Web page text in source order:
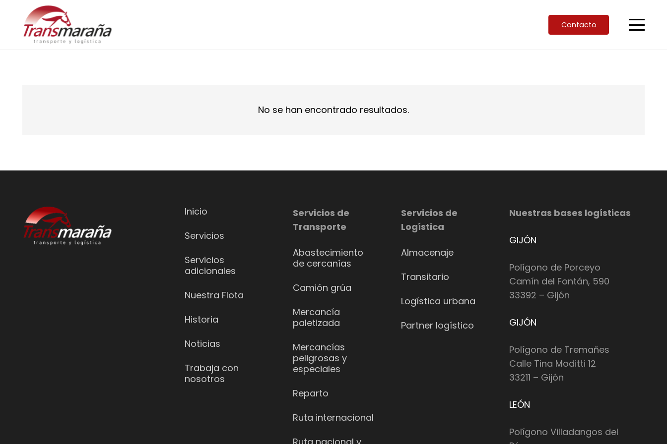
Contacto
No se han encontrado resultados.
Inicio
Servicios
Servicios
adicionales
Nuestra Flota
Historia
Noticias
Trabaja con
nosotros
Servicios de
Transporte
Abastecimiento
de cercanías
Camión grúa
Mercancía
paletizada
Mercancías
peligrosas y
especiales
Reparto
Ruta internacional
Servicios de
Logística
Almacenaje
Transitario
Logística urbana
Partner logístico
Nuestras bases logísticas
GIJÓN
Polígono de Porceyo
Camín del Fontán, 590
33392 – Gijón
GIJÓN
Polígono de Tremañes
Calle Tina Moditti 12
33211 – Gijón
LEÓN
Polígono Villadangos del